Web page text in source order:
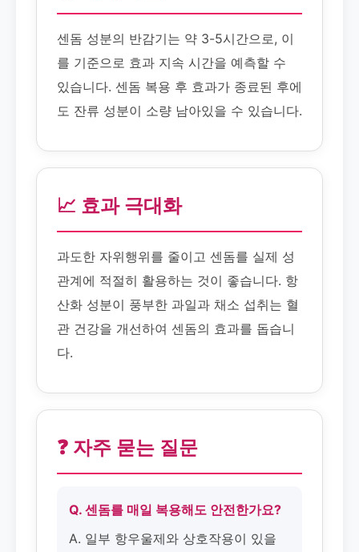
센돔 성분의 반감기는 약 3-5시간으로, 이
를 기준으로 효과 지속 시간을 예측할 수
있습니다. 센돔 복용 후 효과가 종료된 후에
도 잔류 성분이 소량 남아있을 수 있습니다.
📈 효과 극대화
과도한 자위행위를 줄이고 센돔를 실제 성
관계에 적절히 활용하는 것이 좋습니다. 항
산화 성분이 풍부한 과일과 채소 섭취는 혈
관 건강을 개선하여 센돔의 효과를 돕습니
다.
❓ 자주 묻는 질문
Q. 센돔를 매일 복용해도 안전한가요?
A. 일부 항우울제와 상호작용이 있을